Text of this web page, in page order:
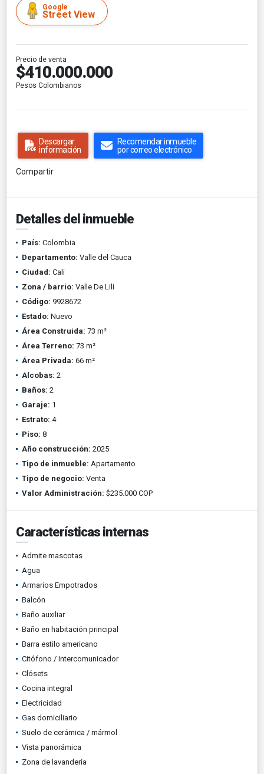
Google
Street View
Precio de venta
$410.000.000
Pesos Colombianos
Descargar
información
Recomendar inmueble
por correo electrónico
Compartir
Detalles del inmueble
País: Colombia
Departamento: Valle del Cauca
Ciudad: Cali
Zona / barrio: Valle De Lili
Código: 9928672
Estado: Nuevo
Área Construida: 73 m²
Área Terreno: 73 m²
Área Privada: 66 m²
Alcobas: 2
Baños: 2
Garaje: 1
Estrato: 4
Piso: 8
Año construcción: 2025
Tipo de inmueble: Apartamento
Tipo de negocio: Venta
Valor Administración: $235.000 COP
Características internas
Admite mascotas
Agua
Armarios Empotrados
Balcón
Baño auxiliar
Baño en habitación principal
Barra estilo americano
Citófono / Intercomunicador
Clósets
Cocina integral
Electricidad
Gas domiciliario
Suelo de cerámica / mármol
Vista panorámica
Zona de lavandería